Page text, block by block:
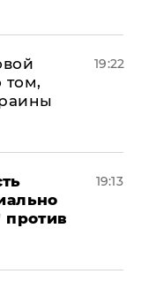
том,
19:22
против
19:13